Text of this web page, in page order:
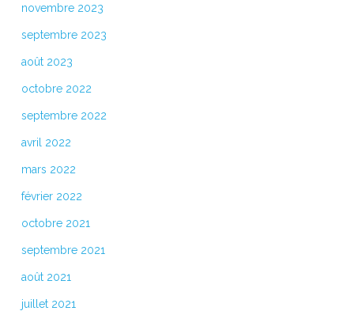
novembre 2023
septembre 2023
août 2023
octobre 2022
septembre 2022
avril 2022
mars 2022
février 2022
octobre 2021
septembre 2021
août 2021
juillet 2021